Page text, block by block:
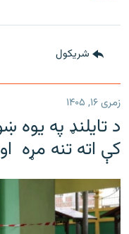
شريکول
زمری ۱۶, ۱۴۰۵
د تایلنډ په
کې اته تنه مړه او ۱۵ نور ټپیان شوي دي